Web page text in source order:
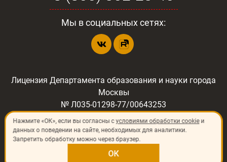
Мы в социальных сетях:
Лицензия Департамента образования и науки города
Москвы
№ Л035-01298-77/00643253
©2026«ИП Шлёнский Владимир Николаевич»
129344, Россия, г. Москва, ул. Печорская, д.8
Нажмите «ОК», если вы согласны сусловиями обработки cookieи
данных о поведении на сайте, необходимых для аналитики.
Запретить обработку можно через браузер.
ОК